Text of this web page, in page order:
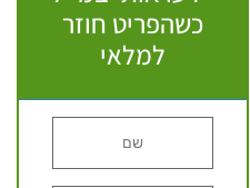
כשהפריט חוזר
למלאי